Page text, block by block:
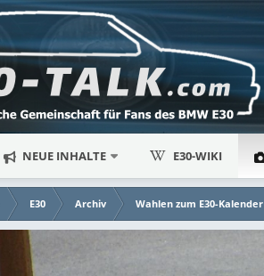
NEUE INHALTE E30-WIKI
E30 Archiv Wahlen zum E30-Kalender